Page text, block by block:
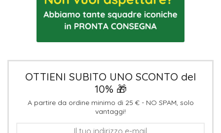
OTTIENI SUBITO UNO SCONTO del
10% 🎁
A partire da ordine minimo di 25 € - NO SPAM, solo
vantaggi!